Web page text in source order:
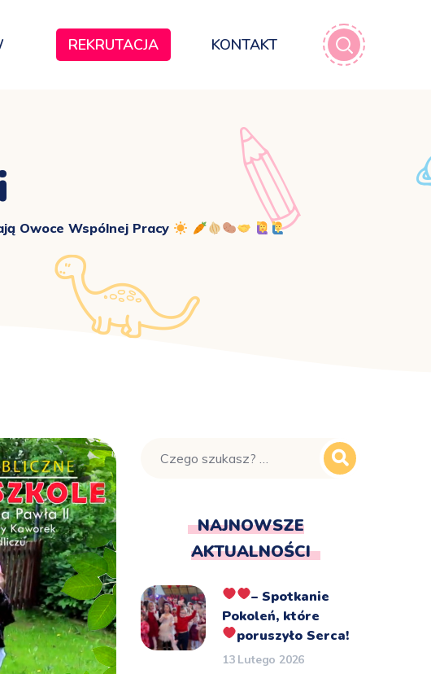
REKRUTACJA KONTAKT
Owoce Wspólnej Pracy
NAJNOWSZE
AKTUALNOŚCI
– Spotkanie
Pokoleń, które
poruszyło Serca!
13 Lutego 2026